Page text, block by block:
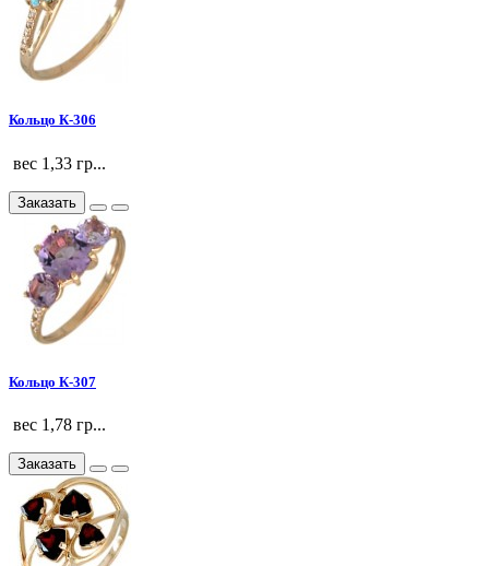
Кольцо К-306
вес 1,33 гр...
Заказать
Кольцо К-307
вес 1,78 гр...
Заказать